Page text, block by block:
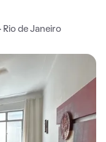
Rio de Janeiro